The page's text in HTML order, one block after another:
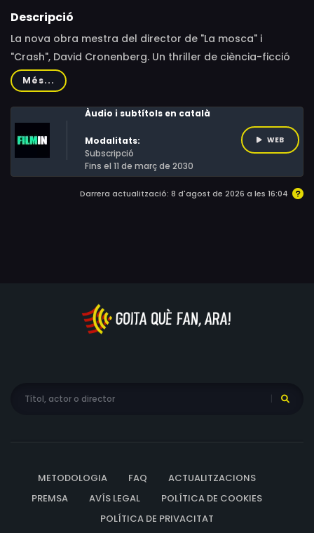
Vieslav Krystyan, Matt Willis, Steve Switzman, Victoria
Descripció
La nova obra mestra del director de "La mosca" i
"Crash", David Cronenberg. Un thriller de ciència-ficció
amb Vincent Cassel i Diane Kruger, escollit per Variety
com la segona millor pel·lícula de gènere de l’any.Karsh,
de 50 anys, és un important home de negocis.
Inconsolable des de la mort de la seva esposa, inventa
GraveTech, una tecnologia revolucionària i
controvertida que permet als vius vigilar els seus éssers
diverses tombes —inclosa la de l’esposa de Karsh— són
Més...
Àudio i subtítols en català
Modalitats:
Subscripció
Fins el 11 de març de 2030
WEB
Darrera actualització: 8 d'agost de 2026 a les 16:04
METODOLOGIA FAQ
ACTUALITZACIONS
PREMSA
AVÍS LEGAL
POLÍTICA DE COOKIES
POLÍTICA DE PRIVACITAT